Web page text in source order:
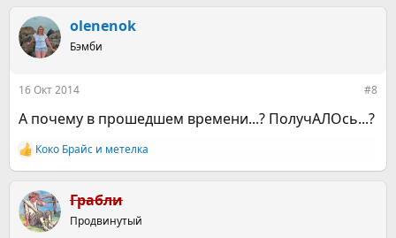
к
ц
и
olenenok
Бэмби
16 Окт 2014 #8
A почему в прошедшем времени...? ПолучАЛОсь...?
Р
е
к
ц
и
Коко Брайс и метелка
Грабли
Продвинутый